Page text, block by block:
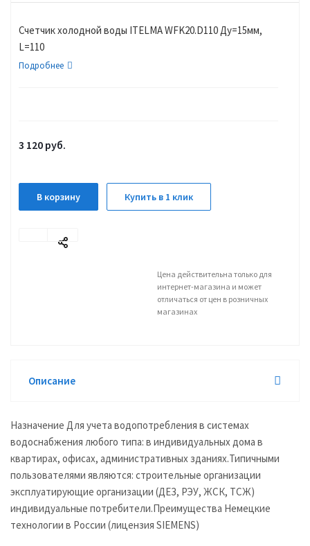
Счетчик холодной воды ITELMA WFK20.D110 Ду=15мм,
L=110
Подробнее
3 120 руб.
В корзину Купить в 1 клик
Цена действительна только для
интернет-магазина и может
отличаться от цен в розничных
магазинах
Описание
Назначение Для учета водопотребления в системах
водоснабжения любого типа: в индивидуальных дома в
квартирах, офисах, административных зданиях.Типичными
пользователями являются: строительные организации
эксплуатирующие организации (ДЕЗ, РЭУ, ЖСК, ТСЖ)
индивидуальные потребители.Преимущества Немецкие
технологии в России (лицензия SIEMENS)